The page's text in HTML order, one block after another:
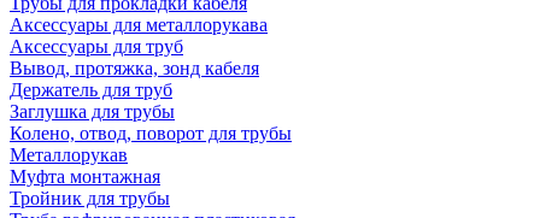
Аксессуары для металлорукава
Аксессуары для труб
Вывод, протяжка, зонд кабеля
Держатель для труб
Заглушка для трубы
Колено, отвод, поворот для трубы
Металлорукав
Муфта монтажная
Тройник для трубы